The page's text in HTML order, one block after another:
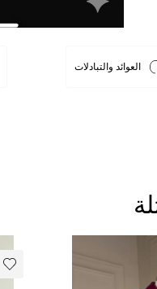
العوائد والتبادلات